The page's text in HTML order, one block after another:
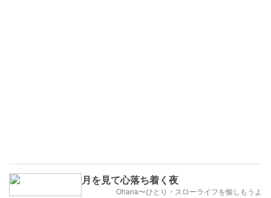
月を見て心落ち着く夜
Ohana〜ひとり・スローライフを愉しもうよ